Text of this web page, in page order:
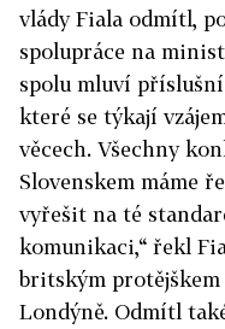
vlády Fiala odmítl,
spolupráce na
spolu mluví
které se týkají
věcech. Všechny
Slovenskem máme
vyřešit na té
komunikaci,“ řekl
britským
Londýně. Odmítl